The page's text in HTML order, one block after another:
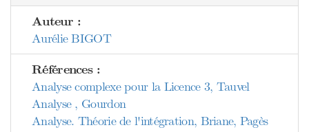
Auteur :
Aurélie BIGOT
Références :
Analyse complexe pour la Licence 3, Tauvel
Analyse , Gourdon
Analyse. Théorie de l'intégration, Briane, Pagès